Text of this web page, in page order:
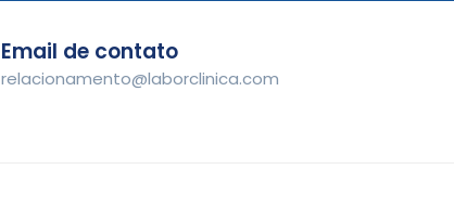
Email de contato
relacionamento@laborclinica.com